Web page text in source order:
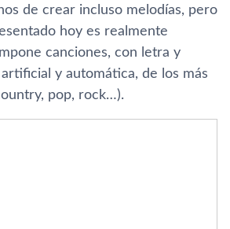
de crear incluso melodías, pero
hoy es realmente
canciones, con letra y
y automática, de los más
pop, rock…).